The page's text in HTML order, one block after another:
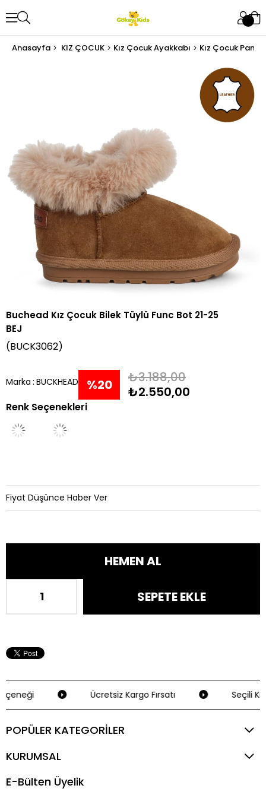
Anasayfa KIZ ÇOCUK Kız Çocuk Ayakkabı Kız Çocuk
Buchead Kız Çocuk Bilek Tüylü Func Bot 21-25
BEJ
(BUCK3062)
Marka : BUCKHEAD %20
İndirim
₺3.188,00
₺2.550,00
Renk Seçenekleri
Fiyat Düşünce Haber Ver
Ücretsiz Kargo Fırsatı Seçili
POPÜLER KATEGORİLER
KURUMSAL
E-Bülten Üyelik